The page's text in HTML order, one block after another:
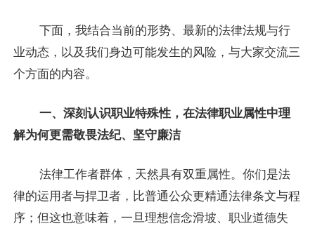
下面，我结合当前的形势、最新的法律法规与行
业动态，以及我们身边可能发生的风险，与大家交流三
个方面的内容。
一、深刻认识职业特殊性，在法律职业属性中理
解为何更需敬畏法纪、坚守廉洁
法律工作者群体，天然具有双重属性。你们是法
律的运用者与捍卫者，比普通公众更精通法律条文与程
序；但这也意味着，一旦理想信念滑坡、职业道德失